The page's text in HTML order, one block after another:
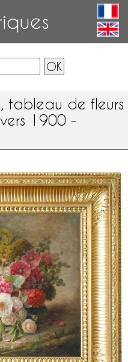
tableau de fleurs
1900 -